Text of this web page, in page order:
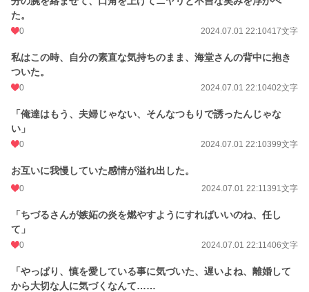
た。
0 2024.07.01 22:10417文字
私はこの時、自分の素直な気持ちのまま、海堂さんの背中に抱き
ついた。
0 2024.07.01 22:10402文字
「俺達はもう、夫婦じゃない、そんなつもりで誘ったんじゃな
い」
0 2024.07.01 22:10399文字
お互いに我慢していた感情が溢れ出した。
0 2024.07.01 22:11391文字
「ちづるさんが嫉妬の炎を燃やすようにすればいいのね、任し
て」
0 2024.07.01 22:11406文字
「やっぱり、慎を愛している事に気づいた、遅いよね、離婚して
から大切な人に気づくなんて……